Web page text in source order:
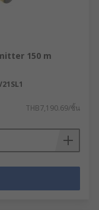
150 m
THB7,190.69/ชิ้น